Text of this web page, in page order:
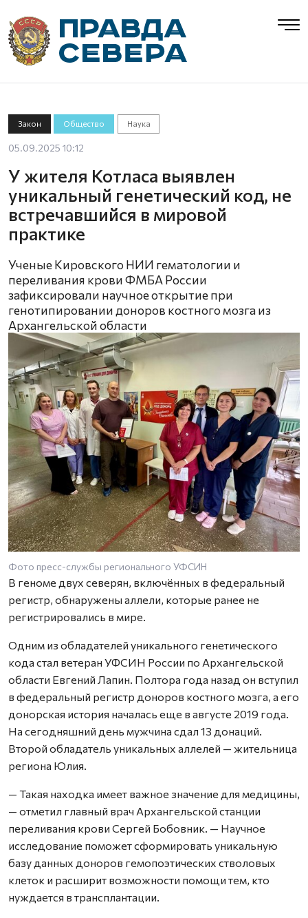
Закон Общество Наука
05.09.2025 10:12
У жителя Котласа выявлен
уникальный генетический код, не
встречавшийся в мировой
практике
Ученые Кировского НИИ гематологии и
переливания крови ФМБА России
зафиксировали научное открытие при
генотипировании доноров костного мозга из
Архангельской области
Фото пресс-службы регионального УФСИН
В геноме двух северян, включённых в федеральный
регистр, обнаружены аллели, которые ранее не
регистрировались в мире.
Одним из обладателей уникального генетического
кода стал ветеран УФСИН России по Архангельской
области Евгений Лапин. Полтора года назад он вступил
в федеральный регистр доноров костного мозга, а его
донорская история началась еще в августе 2019 года.
На сегодняшний день мужчина сдал 13 донаций.
Второй обладатель уникальных аллелей — жительница
региона Юлия.
— Такая находка имеет важное значение для медицины,
— отметил главный врач Архангельской станции
переливания крови Сергей Бобовник. — Научное
исследование поможет сформировать уникальную
базу данных доноров гемопоэтических стволовых
клеток и расширит возможности помощи тем, кто
нуждается в трансплантации.